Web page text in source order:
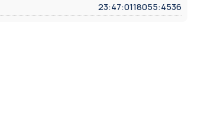
23:47:0118055:4536